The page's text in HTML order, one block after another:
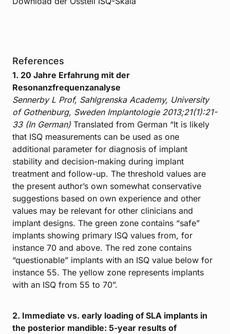
References
1. 20 Jahre Erfahrung mit der
Resonanzfrequenzanalyse
Sennerby L Prof, Sahlgrenska Academy, University
of Gothenburg, Sweden Implantologie 2013;21(1):21-
33 (In German) Translated from German “It is likely
that ISQ measurements can be used as one
additional parameter for diagnosis of implant
stability and decision-making during implant
treatment and follow-up. The threshold values are
the present author’s own somewhat conservative
suggestions based on own experience and other
values may be relevant for other clinicians and
implant designs. The green zone contains “safe”
implants showing primary ISQ values from, for
instance 70 and above. The red zone contains
“questionable” implants with an ISQ value below for
instance 55. The yellow zone represents implants
with an ISQ from 55 to 70”.
2. Immediate vs. early loading of SLA implants in
the posterior mandible: 5-year results of